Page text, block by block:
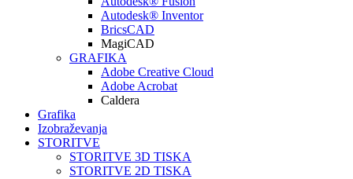
Autodesk® Inventor
BricsCAD
MagiCAD
GRAFIKA
Adobe Creative Cloud
Adobe Acrobat
Caldera
Grafika
Izobraževanja
STORITVE
STORITVE 3D TISKA
STORITVE 2D TISKA